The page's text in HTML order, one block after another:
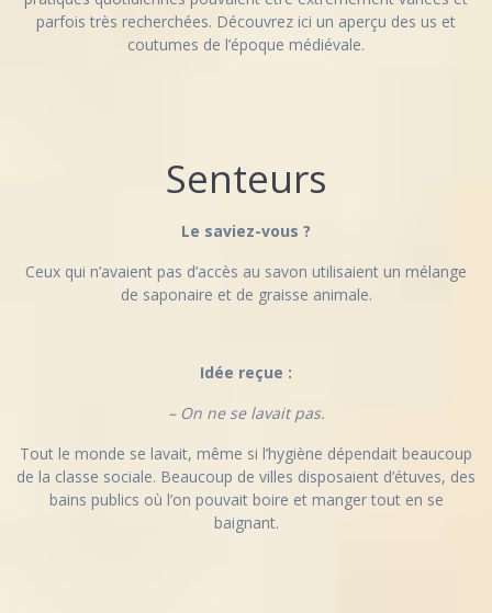
parfois très recherchées. Découvrez ici un aperçu des us et
coutumes de l’époque médiévale.
Senteurs
Le saviez-vous ?
Ceux qui n’avaient pas d’accès au savon utilisaient un mélange
de saponaire et de graisse animale.
Idée reçue :
– On ne se lavait pas.
Tout le monde se lavait, même si l’hygiène dépendait beaucoup
de la classe sociale. Beaucoup de villes disposaient d’étuves, des
bains publics où l’on pouvait boire et manger tout en se
baignant.